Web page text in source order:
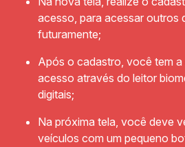
acesso, para acessar outros
futuramente;
Após o cadastro, você tem
acesso através do leitor
digitais;
Na próxima tela, você deve
veículos com um pequeno